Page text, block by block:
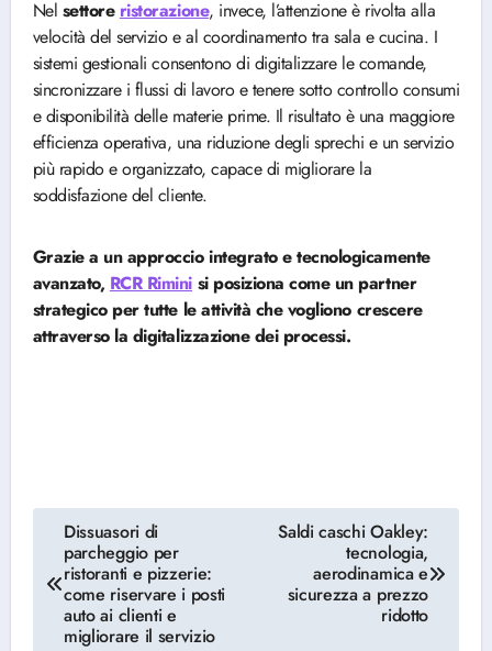
Nel settore ristorazione, invece, l’attenzione è rivolta alla
velocità del servizio e al coordinamento tra sala e cucina. I
sistemi gestionali consentono di digitalizzare le comande,
sincronizzare i flussi di lavoro e tenere sotto controllo consumi
e disponibilità delle materie prime. Il risultato è una maggiore
efficienza operativa, una riduzione degli sprechi e un servizio
più rapido e organizzato, capace di migliorare la
soddisfazione del cliente.
Grazie a un approccio integrato e tecnologicamente
avanzato, RCR Rimini si posiziona come un partner
strategico per tutte le attività che vogliono crescere
attraverso la digitalizzazione dei processi.
Navigazione
articoli
Dissuasori di
parcheggio per
ristoranti e pizzerie:
come riservare i posti
auto ai clienti e
migliorare il servizio
Saldi caschi Oakley:
tecnologia,
aerodinamica e
sicurezza a prezzo
ridotto